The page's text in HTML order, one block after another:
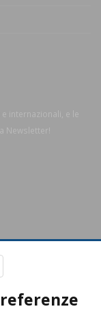
internazionali, e le
Newsletter!